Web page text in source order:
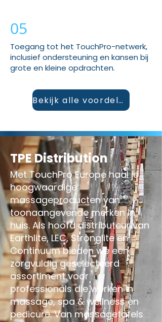
05
Toegang tot het TouchPro-netwerk,
inclusief ondersteuning en kansen bij
grote en kleine opdrachten.
Bekijk alle voordelen
Met TouchPro Europe haal je
hoogwaardige
massageproducten van
toonaangevende merken in
huis. Als hoofd distributeur van
Earthlite, LEC, Stronglite en
Continuum bieden we een
zorgvuldig geselecteerd
assortiment voor
professionals die werken in
massage, spa & wellness en
pedicure. Van massagetafels
TPE Distribution